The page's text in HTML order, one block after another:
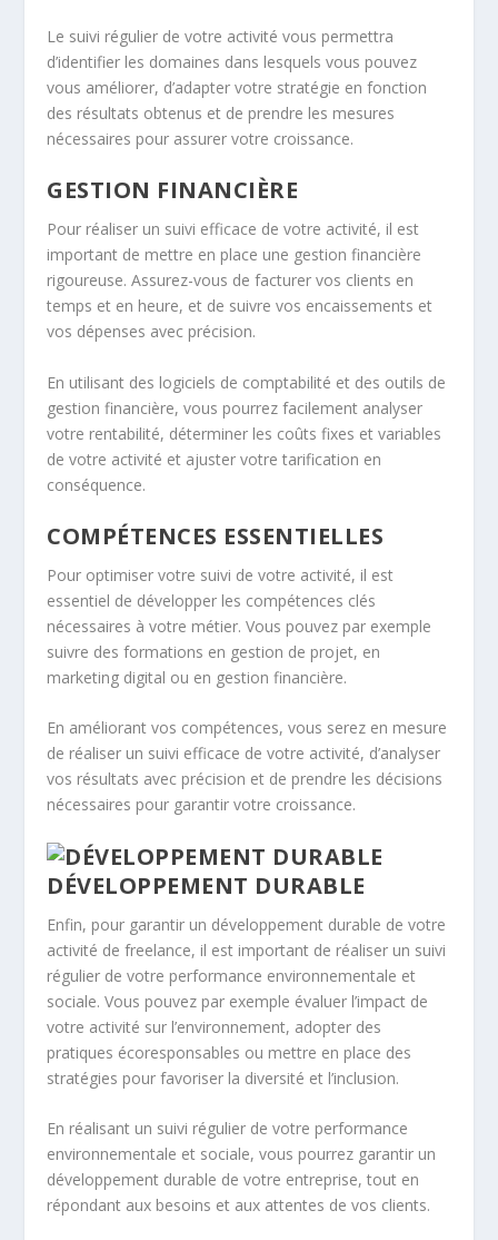
Le suivi régulier de votre activité vous permettra
d’identifier les domaines dans lesquels vous pouvez
vous améliorer, d’adapter votre stratégie en fonction
des résultats obtenus et de prendre les mesures
nécessaires pour assurer votre croissance.
GESTION FINANCIÈRE
Pour réaliser un suivi efficace de votre activité, il est
important de mettre en place une gestion financière
rigoureuse. Assurez-vous de facturer vos clients en
temps et en heure, et de suivre vos encaissements et
vos dépenses avec précision.
En utilisant des logiciels de comptabilité et des outils de
gestion financière, vous pourrez facilement analyser
votre rentabilité, déterminer les coûts fixes et variables
de votre activité et ajuster votre tarification en
conséquence.
COMPÉTENCES ESSENTIELLES
Pour optimiser votre suivi de votre activité, il est
essentiel de développer les compétences clés
nécessaires à votre métier. Vous pouvez par exemple
suivre des formations en gestion de projet, en
marketing digital ou en gestion financière.
En améliorant vos compétences, vous serez en mesure
de réaliser un suivi efficace de votre activité, d’analyser
vos résultats avec précision et de prendre les décisions
nécessaires pour garantir votre croissance.
DÉVELOPPEMENT DURABLE
Enfin, pour garantir un développement durable de votre
activité de freelance, il est important de réaliser un suivi
régulier de votre performance environnementale et
sociale. Vous pouvez par exemple évaluer l’impact de
votre activité sur l’environnement, adopter des
pratiques écoresponsables ou mettre en place des
stratégies pour favoriser la diversité et l’inclusion.
En réalisant un suivi régulier de votre performance
environnementale et sociale, vous pourrez garantir un
développement durable de votre entreprise, tout en
répondant aux besoins et aux attentes de vos clients.